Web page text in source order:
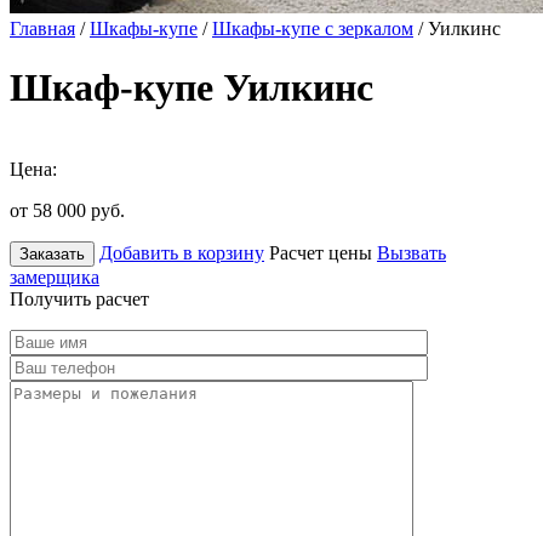
Главная /Шкафы-купе /Шкафы-купе с зеркалом / Уилкинс
Шкаф-купе Уилкинс
Цена:
от 58 000 руб.
Заказать Добавить в корзину Расчет цены Вызвать
замерщика
Получить расчет